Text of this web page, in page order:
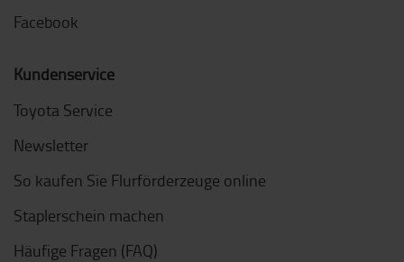
Facebook
Kundenservice
Toyota Service
Newsletter
So kaufen Sie Flurförderzeuge online
Staplerschein machen
Häufige Fragen (FAQ)